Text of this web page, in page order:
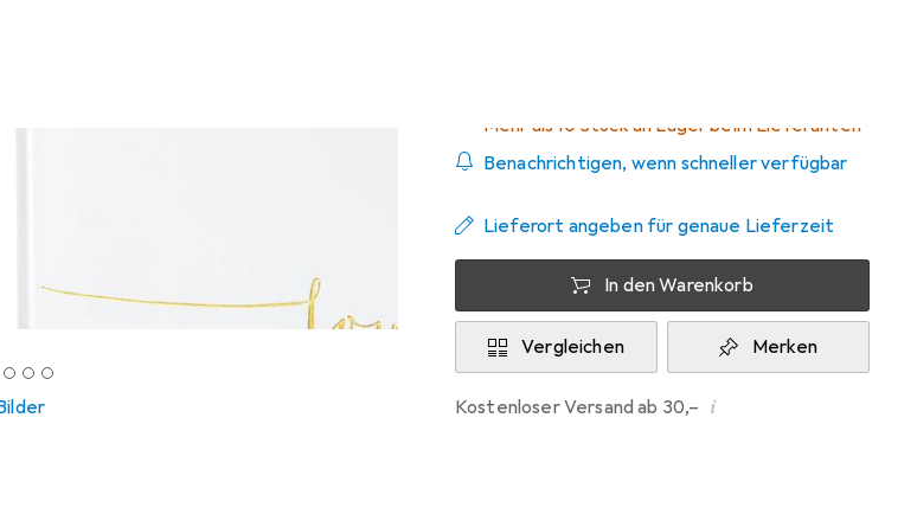
Mehr als 10 Stück an Lager beim Lieferanten
Benachrichtigen, wenn schneller verfügbar
Lieferort angeben für genaue Lieferzeit
In den Warenkorb
Vergleichen Merken
Kostenloser Versand ab 30,– i